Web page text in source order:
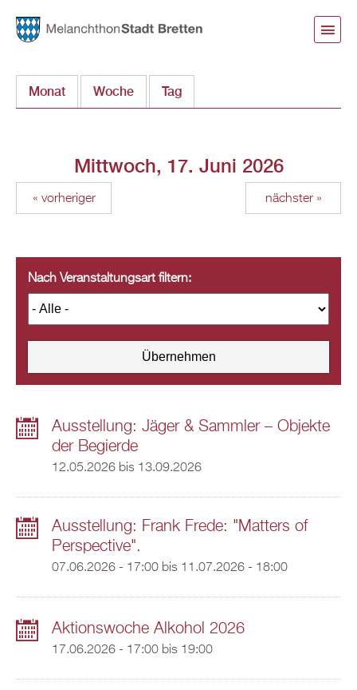
Monat Woche Tag
Mittwoch, 17. Juni 2026
« vorheriger nächster »
Nach Veranstaltungsart filtern:
Ausstellung: Jäger & Sammler – Objekte
der Begierde
12.05.2026bis 13.09.2026
Ausstellung: Frank Frede: "Matters of
Perspective".
07.06.2026 - 17:00bis 11.07.2026 - 18:00
Aktionswoche Alkohol 2026
17.06.2026 - 17:00bis 19:00